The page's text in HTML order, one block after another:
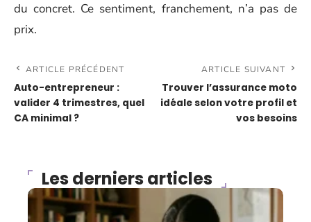
du concret. Ce sentiment, franchement, n’a pas de
prix.
ARTICLE PRÉCÉDENT
Auto-entrepreneur :
valider 4 trimestres, quel
CA minimal ?
ARTICLE SUIVANT
Trouver l’assurance moto
idéale selon votre profil et
vos besoins
Les derniers articles